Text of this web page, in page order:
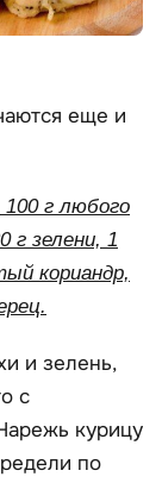
еще и
г любого
г зелени, 1
кориандр,
и зелень,
с
курицу
по